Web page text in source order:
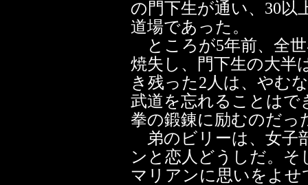
の門下生が通い、30以
道場であった。
ところが5年前、全
焼失し、門下生の大半
き残った2人は、やむ
武道を忘れることはで
拳の鍛錬に励むのだっ
弟のビリーは、女子
ンと恋人どうしだ。
マリアンに思いをよ